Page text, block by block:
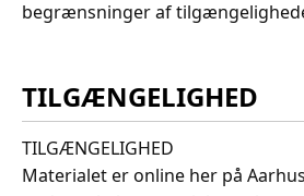
begrænsninger af
TILGÆNGELIGHED
TILGÆNGELIGHED
Materialet er online her på